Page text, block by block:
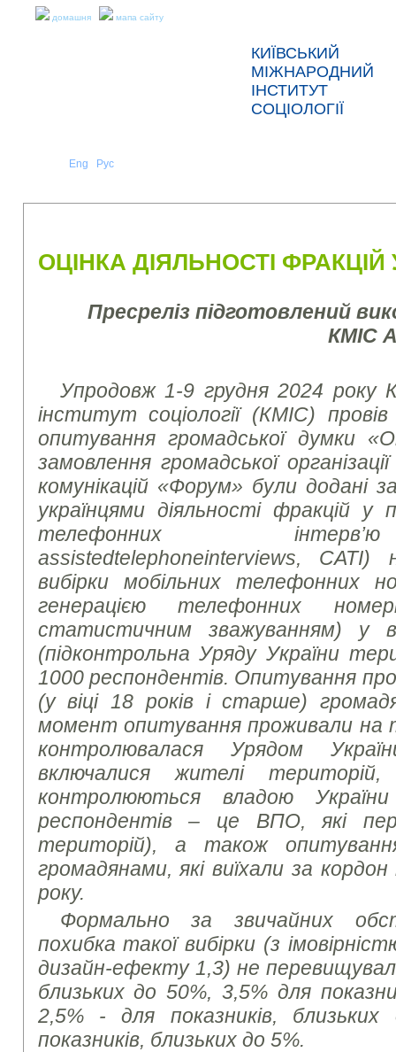
домашня мапа сайту
КИЇВСЬКИЙ
МІЖНАРОДНИЙ
ІНСТИТУТ
СОЦІОЛОГІЇ
Eng Рус
ОЦІНКА ДІЯЛЬНОСТІ
Пресреліз підготовлений
КМІС
Упродовж 1-9 грудня 2024 року
інститут соціології (КМІС) провів
опитування громадської думки
замовлення громадської
комунікацій «Форум» були додані
українцями діяльності фракцій
телефонних
assistedtelephoneinterviews, CATI)
вибірки мобільних телефонних
генерацією телефонних
статистичним зважуванням) у
(підконтрольна Уряду України
1000 респондентів. Опитування
(у віці 18 років і старше)
момент опитування проживали на
контролювалася Урядом
включалися жителі
контролюються владою
респондентів – це ВПО, які
територій), а також
громадянами, які виїхали за
року.
Формально за звичайних
похибка такої вибірки (з
дизайн-ефекту 1,3) не
близьких до 50%, 3,5% для
2,5% - для показників,
показників, близьких до 5%.